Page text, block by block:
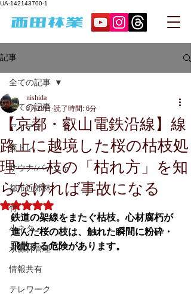
UA-142143700-1
記事
全ての記事
アイデア
森トレ
サウナ/バーニャ
都市近郊林
竹
小ネタ
水源林管理
情報共有
テレワーク
全ての記事
【京都・叡山電鉄沿線】線
路上に越境した桜の枯枝処
理——枝の「枯れ方」を知
らなければ事故になる
nishida
5月28日 読了時間: 6分
5つ星のうちNaNと評価されています。
鉄道の架線をまたぐ枯枝。心材腐朽が
進んだ桜の枝は、触れた瞬間に粉砕・
飛散する危険があります。